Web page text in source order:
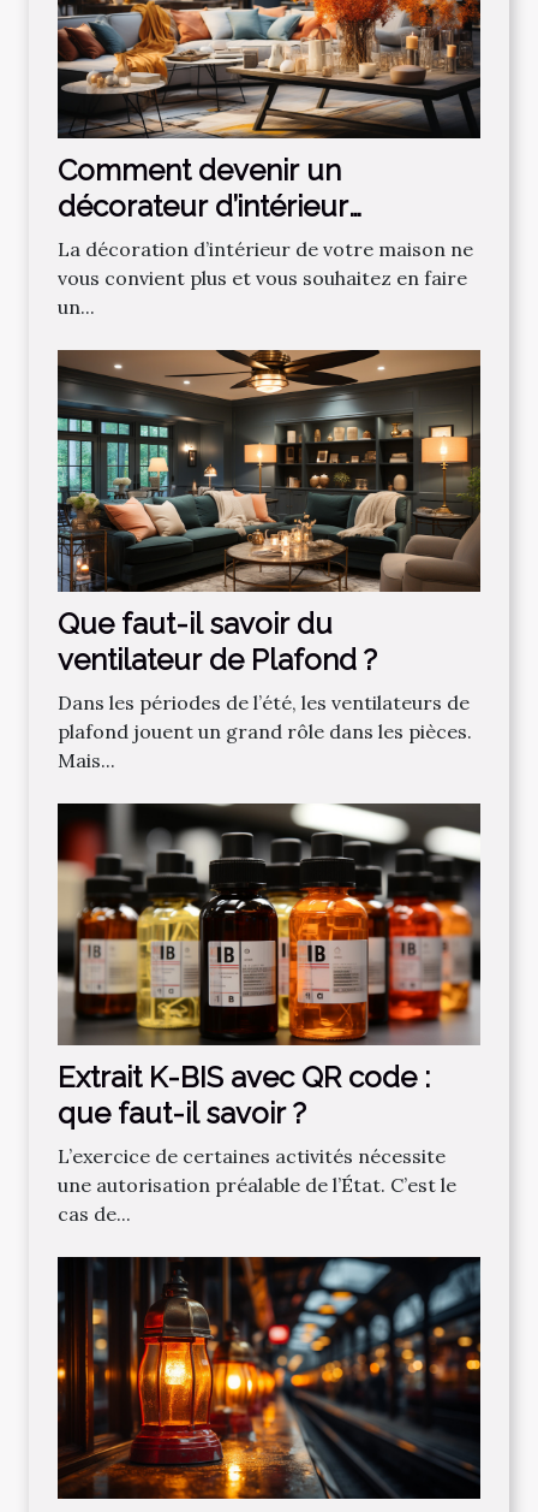
Comment devenir un
décorateur d’intérieur
professionnel ?
La décoration d’intérieur de votre maison ne
vous convient plus et vous souhaitez en faire
un...
Que faut-il savoir du
ventilateur de Plafond ?
Dans les périodes de l’été, les ventilateurs de
plafond jouent un grand rôle dans les pièces.
Mais...
Extrait K-BIS avec QR code :
que faut-il savoir ?
L’exercice de certaines activités nécessite
une autorisation préalable de l’État. C’est le
cas de...